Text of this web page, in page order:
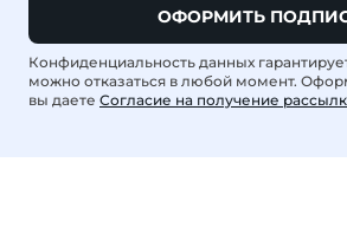
ОФОРМИТЬ
Конфиденциальность данных
можно отказаться в любой момент.
вы даете Согласие на получение